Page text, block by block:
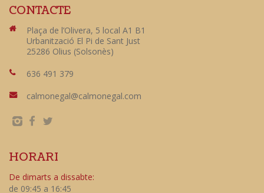
CONTACTE
Plaça de l’Olivera, 5 local A1 B1
Urbanització El Pi de Sant Just
25286 Olius (Solsonès)
636 491 379
calmonegal@calmonegal.com
HORARI
De dimarts a dissabte:
de 09:45 a 16:45